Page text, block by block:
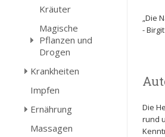
Kräuter
Magische
Pflanzen und
Drogen
Krankheiten
Impfen
Ernährung
Massagen
„Die
-
Die
rund